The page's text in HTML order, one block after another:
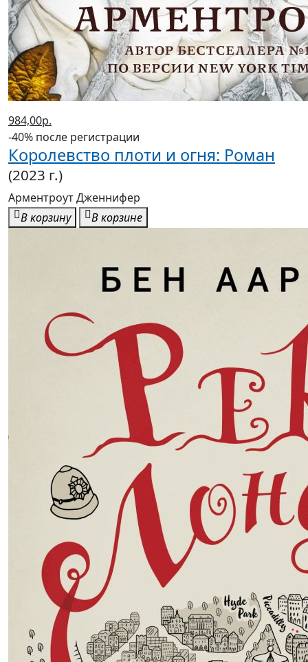
984,00р.
-40% после регистрации
Королевство плоти и огня: Роман
(2023 г.)
Арментроут Дженнифер
В корзину
В корзине